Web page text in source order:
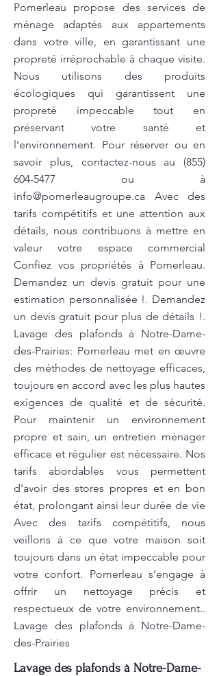
Pomerleau propose des services de
ménage adaptés aux appartements
dans votre ville, en garantissant une
propreté irréprochable à chaque visite.
Nous utilisons des produits
écologiques qui garantissent une
propreté impeccable tout en
préservant votre santé et
l’environnement. Pour réserver ou en
savoir plus, contactez-nous au (855)
604-5477 ou à
info@pomerleaugroupe.ca Avec des
tarifs compétitifs et une attention aux
détails, nous contribuons à mettre en
valeur votre espace commercial
Confiez vos propriétés à Pomerleau.
Demandez un devis gratuit pour une
estimation personnalisée !. Demandez
un devis gratuit pour plus de détails !.
Lavage des plafonds à Notre-Dame-
des-Prairies: Pomerleau met en œuvre
des méthodes de nettoyage efficaces,
toujours en accord avec les plus hautes
exigences de qualité et de sécurité.
Pour maintenir un environnement
propre et sain, un entretien ménager
efficace et régulier est nécessaire. Nos
tarifs abordables vous permettent
d'avoir des stores propres et en bon
état, prolongant ainsi leur durée de vie
Avec des tarifs compétitifs, nous
veillons à ce que votre maison soit
toujours dans un état impeccable pour
votre confort. Pomerleau s’engage à
offrir un nettoyage précis et
respectueux de votre environnement..
Lavage des plafonds à Notre-Dame-
des-Prairies
Lavage des plafonds à Notre-Dame-